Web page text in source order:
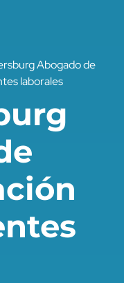
Abogado de
laborales